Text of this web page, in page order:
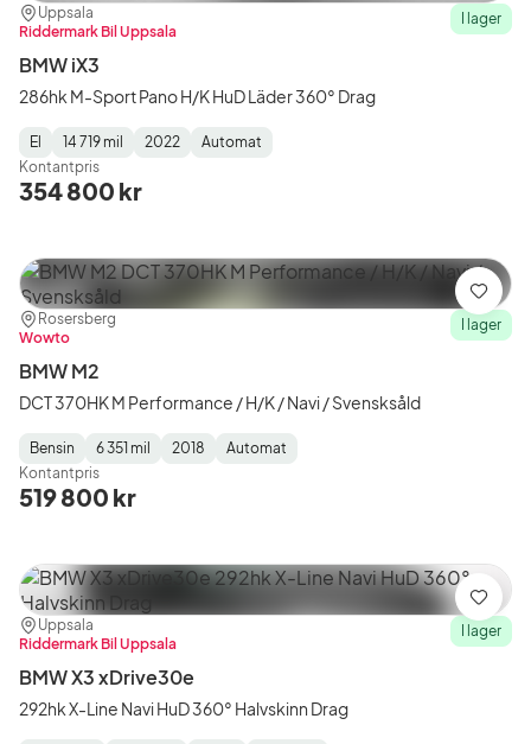
Plats:
Uppsala
Återförsäljare:
Riddermark Bil Uppsala
I lager
BMW iX3
286hk M-Sport Pano H/K HuD Läder 360° Drag
Fuel
Type:
El
Mätarställning :
14 719 mil
Model
Year:
2022
Gearbox
Type:
Automat
Kontantpris
354 800 kr
Plats:
Rosersberg
Återförsäljare:
Wowto
I lager
BMW M2
DCT 370HK M Performance / H/K / Navi / Svensksåld
Fuel
Type:
Bensin
Mätarställning:
6 351 mil
Model
Year:
2018
Gearbox
Type:
Automat
Kontantpris
519 800 kr
Spara
Plats:
Uppsala
Återförsäljare:
Riddermark Bil Uppsala
I lager
BMW X3 xDrive30e
292hk X-Line Navi HuD 360° Halvskinn Drag
Spara